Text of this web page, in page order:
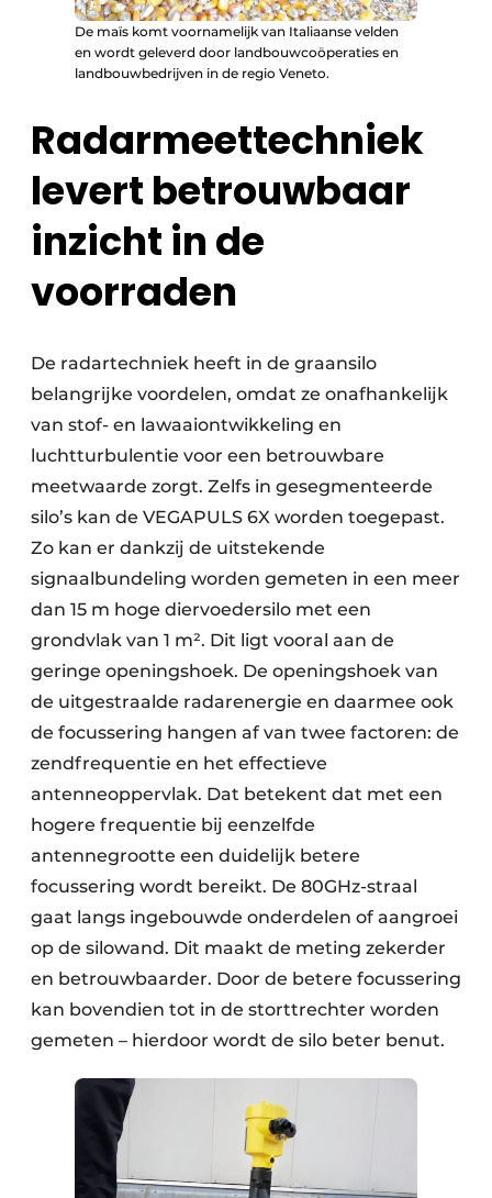
De maïs komt voornamelijk van Italiaanse velden
en wordt geleverd door landbouwcoöperaties en
landbouwbedrijven in de regio Veneto.
Radarmeettechniek
levert betrouwbaar
inzicht in de
voorraden
De radartechniek heeft in de graansilo
belangrijke voordelen, omdat ze onafhankelijk
van stof- en lawaaiontwikkeling en
luchtturbulentie voor een betrouwbare
meetwaarde zorgt. Zelfs in gesegmenteerde
silo’s kan de VEGAPULS 6X worden toegepast.
Zo kan er dankzij de uitstekende
signaalbundeling worden gemeten in een meer
dan 15 m hoge diervoedersilo met een
grondvlak van 1 m². Dit ligt vooral aan de
geringe openingshoek. De openingshoek van
de uitgestraalde radarenergie en daarmee ook
de focussering hangen af van twee factoren: de
zendfrequentie en het effectieve
antenneoppervlak. Dat betekent dat met een
hogere frequentie bij eenzelfde
antennegrootte een duidelijk betere
focussering wordt bereikt. De 80GHz-straal
gaat langs ingebouwde onderdelen of aangroei
op de silowand. Dit maakt de meting zekerder
en betrouwbaarder. Door de betere focussering
kan bovendien tot in de storttrechter worden
gemeten – hierdoor wordt de silo beter benut.